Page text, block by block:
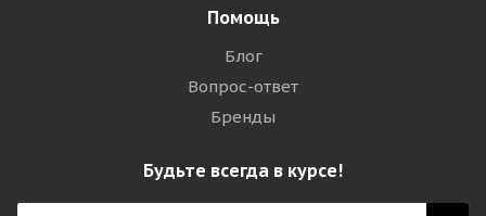
Помощь
Блог
Вопрос-ответ
Бренды
Будьте всегда в курсе!